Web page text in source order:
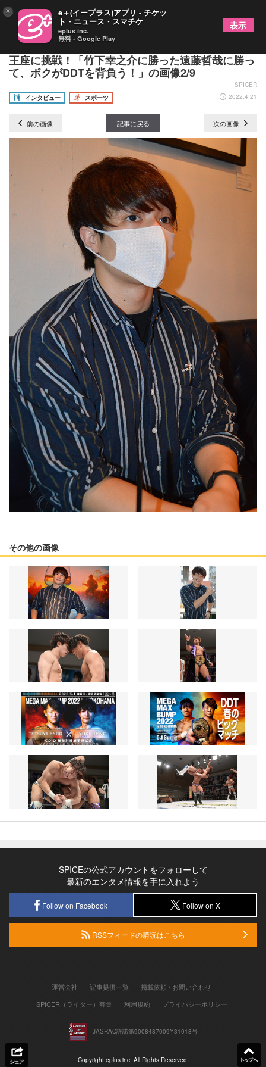
【DDT上野勇希インタビュー】横浜武道館で最高峰
王座に挑戦！「竹下幸之介に勝った遠藤哲哉に勝っ
て、ボクがDDTを背負う！」の画像2/9
SPICER
インタビュー
スポーツ 2022.4.21
前の画像 記事に戻る 次の画像
その他の画像
SPICEの公式アカウントをフォローして
最新のエンタメ情報を手に入れよう
Follow on Facebook Follow on X
RSSフィードの購読はこちら
運営会社 記事提供一覧
掲載依頼 / お問い合わせ
SPICER（ライター）募集
利用規約 プライバシーポリシー
JASRAC許諾第9008487009Y31018号
Copyright eplus inc. All Rights Reserved.
× e＋(イープラス)アプリ - チケッ
ト・ニュース・スマチケ
eplus inc.
無料 - Google Play
表示